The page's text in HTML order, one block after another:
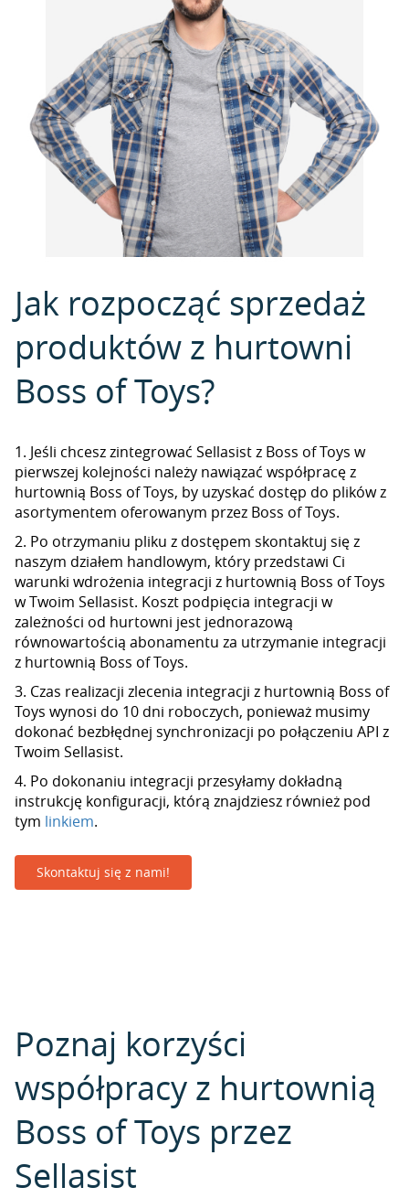
Jak rozpocząć sprzedaż
produktów z hurtowni
Boss of Toys?
1. Jeśli chcesz zintegrować Sellasist z Boss of Toys w
pierwszej kolejności należy nawiązać współpracę z
hurtownią Boss of Toys, by uzyskać dostęp do plików z
asortymentem oferowanym przez Boss of Toys.
2. Po otrzymaniu pliku z dostępem skontaktuj się z
naszym działem handlowym, który przedstawi Ci
warunki wdrożenia integracji z hurtownią Boss of Toys
w Twoim Sellasist. Koszt podpięcia integracji w
zależności od hurtowni jest jednorazową
równowartością abonamentu za utrzymanie integracji
z hurtownią Boss of Toys.
3. Czas realizacji zlecenia integracji z hurtownią Boss of
Toys wynosi do 10 dni roboczych, ponieważ musimy
dokonać bezbłędnej synchronizacji po połączeniu API z
Twoim Sellasist.
4. Po dokonaniu integracji przesyłamy dokładną
instrukcję konfiguracji, którą znajdziesz również pod
tym linkiem.
Skontaktuj się z nami!
Poznaj korzyści
współpracy z hurtownią
Boss of Toys przez
Sellasist